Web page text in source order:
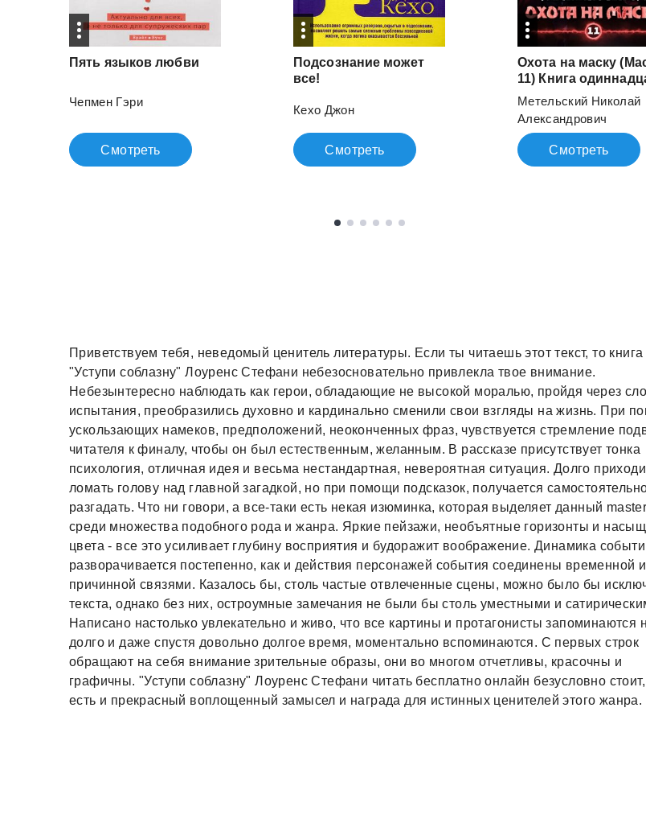
Пять языков любви
Чепмен Гэри
Смотреть
Подсознание может
все!
Кехо Джон
Смотреть
Охота на маску
Метельский Николай
Александрович
Смотреть
Приветствуем тебя, неведомый ценитель литературы. Если ты читаешь этот текст, то книга
"Уступи соблазну" Лоуренс Стефани небезосновательно привлекла твое внимание.
Небезынтересно наблюдать как герои, обладающие не высокой моралью, пройдя через
испытания, преобразились духовно и кардинально сменили свои взгляды на жизнь. При
ускользающих намеков, предположений, неоконченных фраз, чувствуется стремление
читателя к финалу, чтобы он был естественным, желанным. В рассказе присутствует тонка
психология, отличная идея и весьма нестандартная, невероятная ситуация. Долго
ломать голову над главной загадкой, но при помощи подсказок, получается
разгадать. Что ни говори, а все-таки есть некая изюминка, которая выделяет данный
среди множества подобного рода и жанра. Яркие пейзажи, необъятные горизонты и
цвета - все это усиливает глубину восприятия и будоражит воображение. Динамика
разворачивается постепенно, как и действия персонажей события соединены временной и
причинной связями. Казалось бы, столь частые отвлеченные сцены, можно было бы
текста, однако без них, остроумные замечания не были бы столь уместными и
Написано настолько увлекательно и живо, что все картины и протагонисты запоминаются
долго и даже спустя довольно долгое время, моментально вспоминаются. С первых строк
обращают на себя внимание зрительные образы, они во многом отчетливы, красочны и
графичны. "Уступи соблазну" Лоуренс Стефани читать бесплатно онлайн безусловно стоит,
есть и прекрасный воплощенный замысел и награда для истинных ценителей этого жанра.